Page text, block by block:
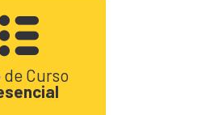
de Curso